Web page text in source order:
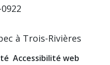
à Trois-Rivières
Accessibilité web